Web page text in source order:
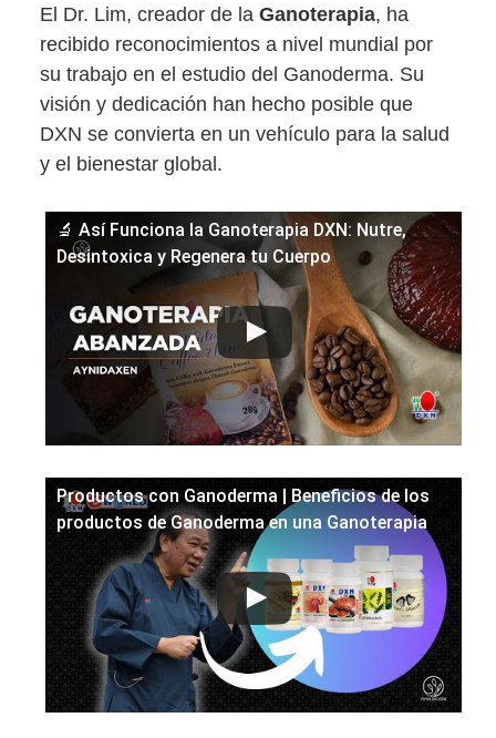
El Dr. Lim, creador de la Ganoterapia, ha
recibido reconocimientos a nivel mundial por
su trabajo en el estudio del Ganoderma. Su
visión y dedicación han hecho posible que
DXN se convierta en un vehículo para la salud
y el bienestar global.
🔬 Así Funciona la Ganoterapia DXN: Nutre,
Desintoxica y Regenera tu Cuerpo
Productos con Ganoderma | Beneficios de los
productos de Ganoderma en una Ganoterapia